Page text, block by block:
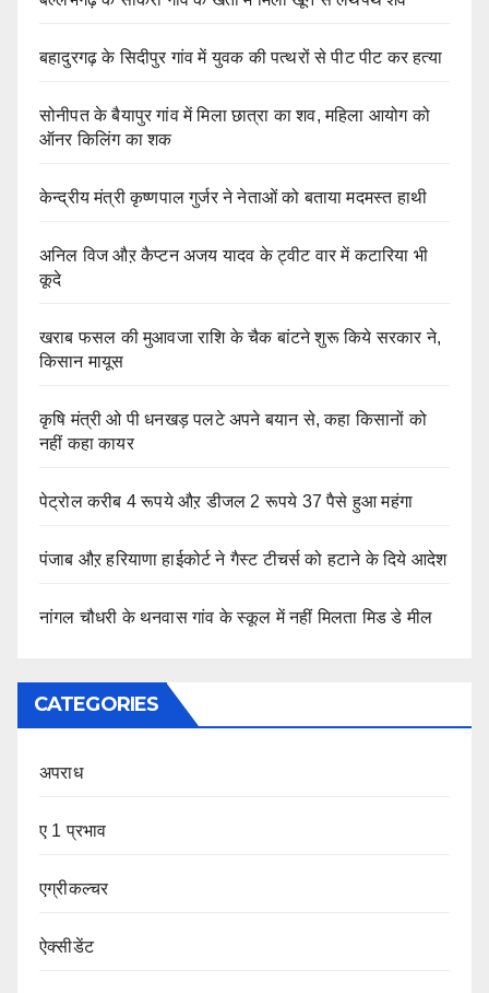
बहादुरगढ़ के सिदीपुर गांव में युवक की पत्थरों से पीट पीट कर हत्या
सोनीपत के बैयापुर गांव में मिला छात्रा का शव, महिला आयोग को
ऑनर किलिंग का शक
केन्द्रीय मंत्री कृष्णपाल गुर्जर ने नेताओं को बताया मदमस्त हाथी
अनिल विज औऱ कैप्टन अजय यादव के ट्वीट वार में कटारिया भी
कूदे
खराब फसल की मुआवजा राशि के चैक बांटने शुरू किये सरकार ने,
किसान मायूस
कृषि मंत्री ओ पी धनखड़ पलटे अपने बयान से, कहा किसानों को
नहीं कहा कायर
पेट्रोल करीब 4 रूपये औऱ डीजल 2 रूपये 37 पैसे हुआ महंगा
पंजाब औऱ हरियाणा हाईकोर्ट ने गैस्ट टीचर्स को हटाने के दिये आदेश
नांगल चौधरी के थनवास गांव के स्कूल में नहीं मिलता मिड डे मील
CATEGORIES
अपराध
ए 1 प्रभाव
एग्रीकल्चर
ऐक्सीडेंट